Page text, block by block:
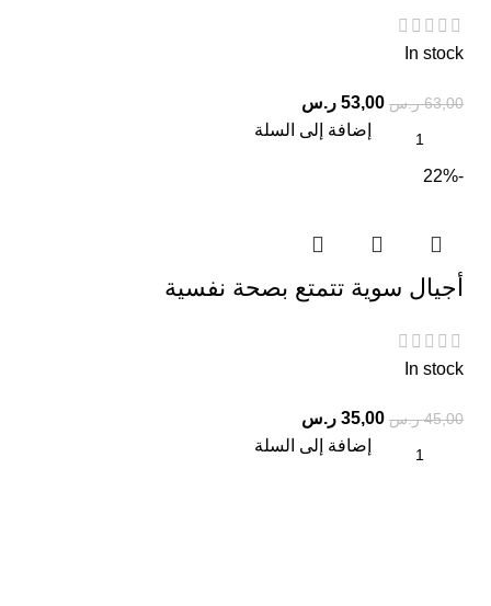
In stock
63,00 ر.س 53,00 ر.س
إضافة إلى السلة
-22%
أجيال سوية تتمتع بصحة نفسية
In stock
45,00 ر.س 35,00 ر.س
إضافة إلى السلة